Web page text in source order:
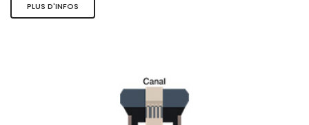
PLUS D'INFOS